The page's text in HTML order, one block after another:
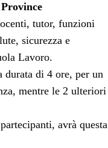
tutor, funzioni
sicurezza e
Lavoro.
durata di 4 ore, per un
mentre le 2 ulteriori
avrà questa